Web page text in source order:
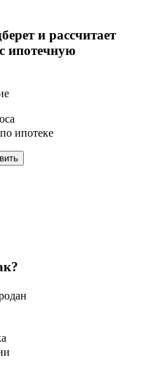
и рассчитает
ипотечную
ипотеке